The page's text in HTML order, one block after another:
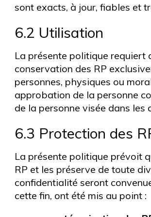
sont exacts, à jour, fiables et
6.2 Utilisation
La présente politique requiert
conservation des RP
personnes, physiques ou
approbation de la personne
de la personne visée dans
6.3 Protection des
La présente politique prévoit
RP et les préserve de toute
confidentialité seront
cette fin, ont été mis au point :